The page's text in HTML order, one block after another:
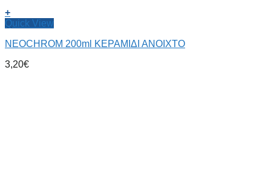
+
Quick View
NEOCHROM 200ml ΚΕΡΑΜΙΔΙ ΑΝΟΙΧΤΟ
3,20€